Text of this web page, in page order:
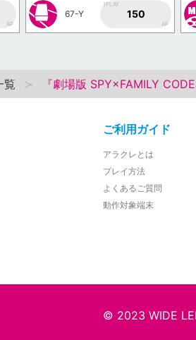
AP
67-Y
1PLAY
150
AP
覧 『劇場版 SPY×FAMILY
ご利用ガイド
アラクレとは
プレイ方法
よくあるご質問
動作対象端末
© 2023 WIDE